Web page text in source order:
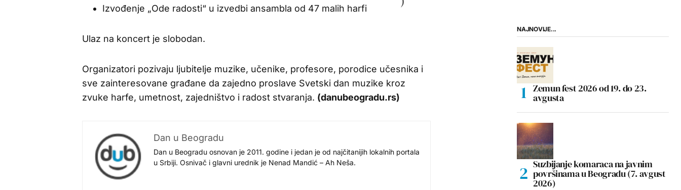
Izvođenje „Ode radosti“ u izvedbi ansambla od 47 malih harfi
Ulaz na koncert je slobodan.
Organizatori pozivaju ljubitelje muzike, učenike, profesore, porodice učesnika i
sve zainteresovane građane da zajedno proslave Svetski dan muzike kroz
zvuke harfe, umetnost, zajedništvo i radost stvaranja. (danubeogradu.rs)
Dan u Beogradu
Dan u Beogradu osnovan je 2011. godine i jedan je od najčitanijih lokalnih portala
u Srbiji. Osnivač i glavni urednik je Nenad Mandić – Ah Neša.
NAJNOVIJE...
Zemun fest 2026 od 19. do 23.
avgusta
Suzbijanje komaraca na javnim
površinama u Beogradu (7. avgust
2026)